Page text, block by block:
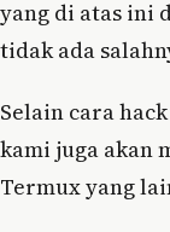
yang di atas ini
tidak ada
Selain cara
kami juga akan
Termux yang